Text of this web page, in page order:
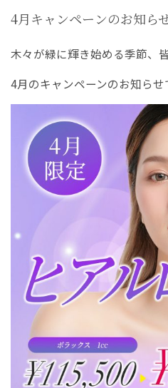
4月キャンペーンのお知ら
木々が緑に輝き始める季節、
4月のキャンペーンのお知らせ